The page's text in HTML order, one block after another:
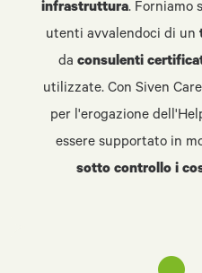
infrastruttura. Forniamo
utenti avvalendoci di un
da consulenti
utilizzate. Con Siven
per l'erogazione
essere supportato in
sotto controllo i